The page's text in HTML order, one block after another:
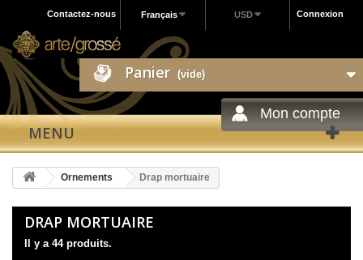
Connexion
USD
Français
Contactez-nous
Panier (vide)
Mon compte
MENU
Ornements Drap mortuaire
DRAP MORTUAIRE
Il y a 44 produits.